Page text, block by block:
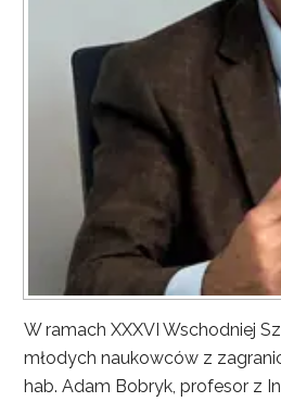
W ramach XXXVI Wschodniej
młodych naukowców z
hab. Adam Bobryk, profesor z